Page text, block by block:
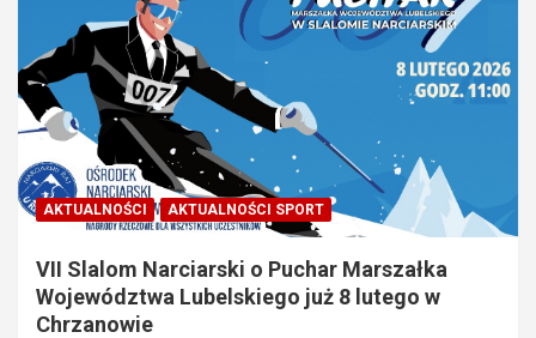
AKTUALNOŚCI AKTUALNOŚCI SPORT
VII Slalom Narciarski o Puchar Marszałka
Województwa Lubelskiego już 8 lutego w
Chrzanowie